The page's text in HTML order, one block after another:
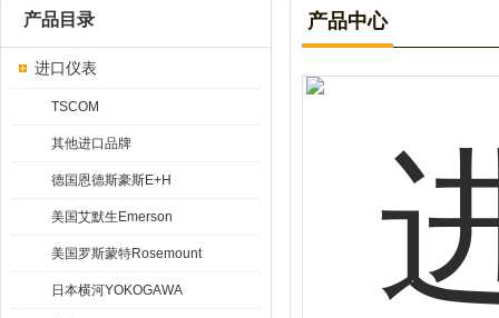
产品目录
进口仪表
TSCOM
其他进口品牌
德国恩德斯豪斯E+H
美国艾默生Emerson
美国罗斯蒙特Rosemount
日本横河YOKOGAWA
产品中心